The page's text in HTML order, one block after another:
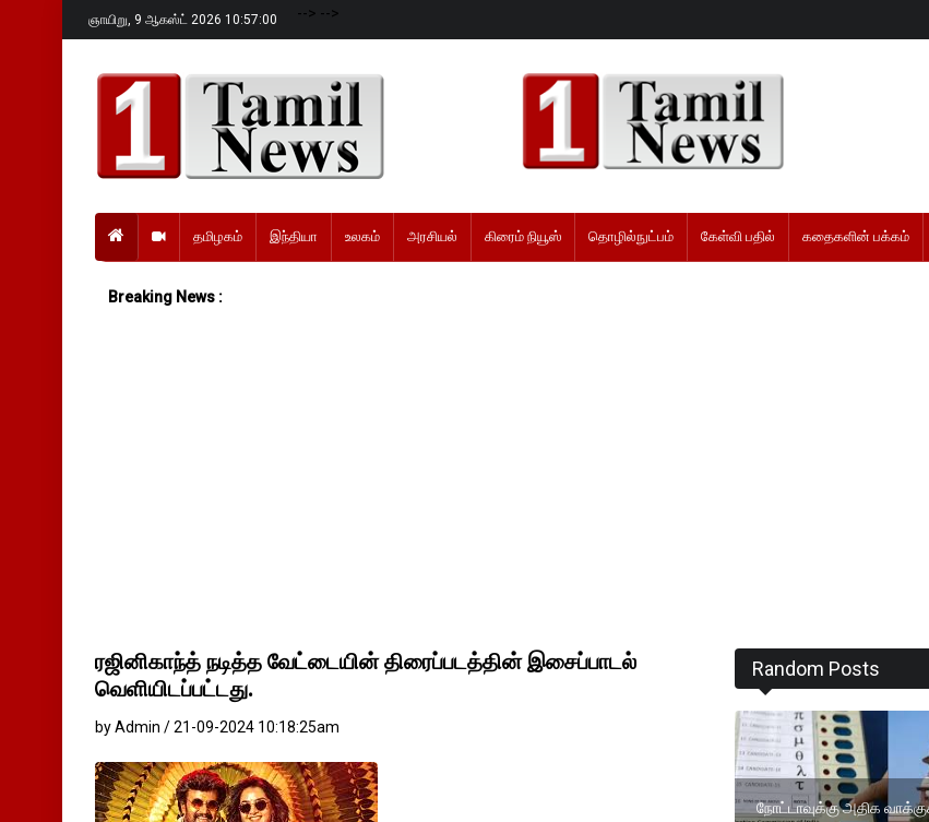
ஞாயிறு, 9 ஆகஸ்ட் 2026 10:57:01 --> -->
தமிழகம் இந்தியா உலகம் அரசியல் கிரைம் நியூஸ் தொழில்நுட்பம் கேள்வி பதில் கதைகளின் பக்கம்
Breaking News :
ரஜினிகாந்த் நடித்த வேட்டையின் திரைப்படத்தின் இசைப்பாடல்
வெளியிடப்பட்டது.
by Admin / 21-09-2024 10:18:25am
Random Posts
நோட்டாவுக்கு அதிக